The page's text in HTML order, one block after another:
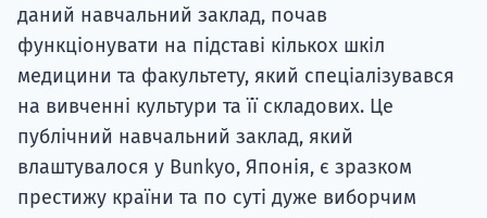
даний навчальний заклад, почав
функціонувати на підставі кількох шкіл
медицини та факультету, який спеціалізувався
на вивченні культури та її складових. Це
публічний навчальний заклад, який
влаштувалося у Bunkyo, Японія, є зразком
престижу країни та по суті дуже виборчим